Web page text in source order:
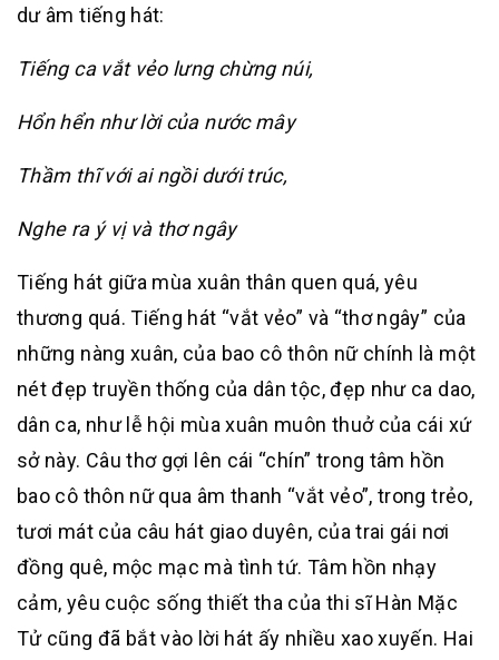
dư âm tiếng hát:
Tiếng ca vắt vẻo lưng chừng núi,
Hổn hển như lời của nước mây
Thầm thĩ với ai ngồi dưới trúc,
Nghe ra ý vị và thơ ngây
Tiếng hát giữa mùa xuân thân quen quá, yêu
thương quá. Tiếng hát “vắt vẻo” và “thơ ngây” của
những nàng xuân, của bao cô thôn nữ chính là một
nét đẹp truyền thống của dân tộc, đẹp như ca dao,
dân ca, như lễ hội mùa xuân muôn thuở của cái xứ
sở này. Câu thơ gợi lên cái “chín” trong tâm hồn
bao cô thôn nữ qua âm thanh “vắt vẻo”, trong trẻo,
tươi mát của câu hát giao duyên, của trai gái nơi
đồng quê, mộc mạc mà tình tứ. Tâm hồn nhạy
cảm, yêu cuộc sống thiết tha của thi sĩ Hàn Mặc
Tử cũng đã bắt vào lời hát ấy nhiều xao xuyến. Hai